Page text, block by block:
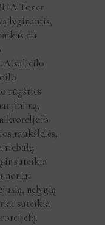
Toner
lyginantis,
du
rūgšties
raukšlelės,
riebalų
ir suteikia
norint
nelygią
suteikia